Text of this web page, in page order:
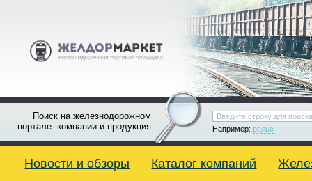
Поиск на железнодорожном
портале: компании и продукция
Например: рельс
Новости и обзоры Каталог компаний